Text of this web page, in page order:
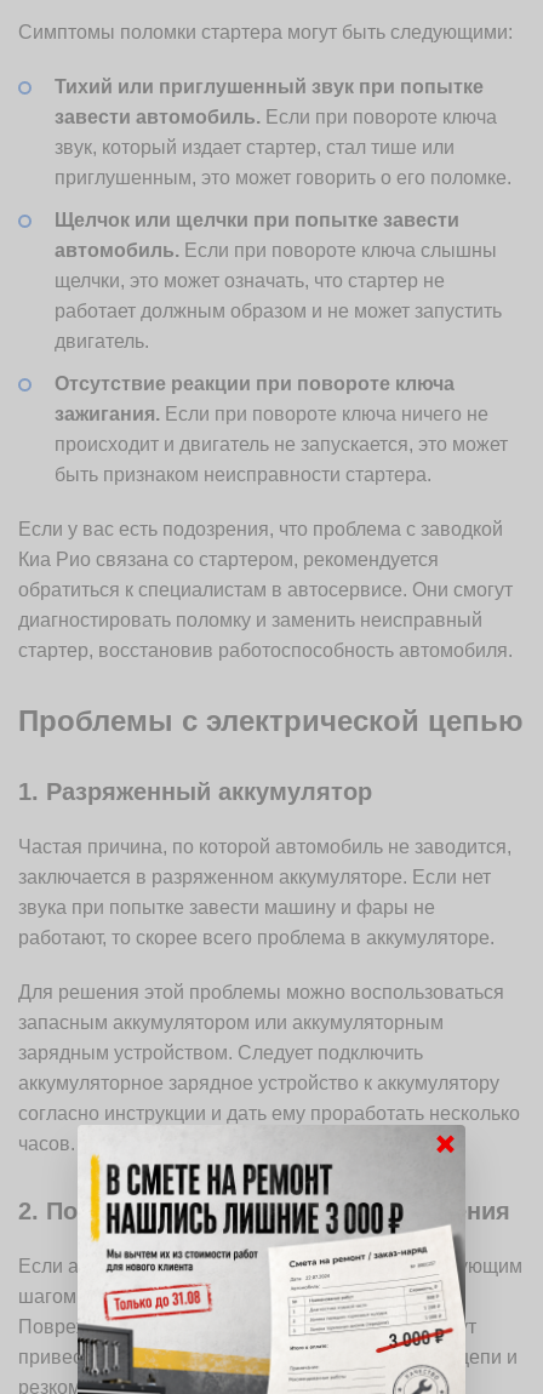
Симптомы поломки стартера могут быть следующими:
Тихий или приглушенный звук при попытке
завести автомобиль. Если при повороте ключа
звук, который издает стартер, стал тише или
приглушенным, это может говорить о его поломке.
Щелчок или щелчки при попытке завести
автомобиль. Если при повороте ключа слышны
щелчки, это может означать, что стартер не
работает должным образом и не может запустить
двигатель.
Отсутствие реакции при повороте ключа
зажигания. Если при повороте ключа ничего не
происходит и двигатель не запускается, это может
быть признаком неисправности стартера.
Если у вас есть подозрения, что проблема с заводкой
Киа Рио связана со стартером, рекомендуется
обратиться к специалистам в автосервисе. Они смогут
диагностировать поломку и заменить неисправный
стартер, восстановив работоспособность автомобиля.
Проблемы с электрической цепью
1. Разряженный аккумулятор
Частая причина, по которой автомобиль не заводится,
заключается в разряженном аккумуляторе. Если нет
звука при попытке завести машину и фары не
работают, то скорее всего проблема в аккумуляторе.
Для решения этой проблемы можно воспользоваться
запасным аккумулятором или аккумуляторным
зарядным устройством. Следует подключить
аккумуляторное зарядное устройство к аккумулятору
согласно инструкции и дать ему проработать несколько
часов. Затем попробуйте завести машину.
2. Поврежденные провода и соединения
Если аккумулятор в хорошем состоянии, то следующим
шагом стоит проверить провода и соединения.
Поврежденные или с коррозией соединения могут
привести к неправильной работе электрической цепи и
резкому падению напряжения.
×